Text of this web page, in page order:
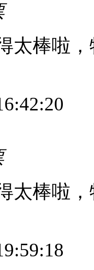
太棒啦
太棒啦